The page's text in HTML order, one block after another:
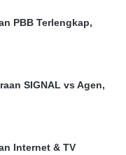
PBB Terlengkap,
SIGNAL vs Agen,
Internet & TV